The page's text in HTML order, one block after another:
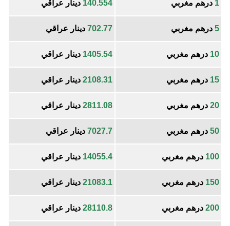
1 درهم مغربي 140.554 دينار عراقي
5 درهم مغربي 702.77 دينار عراقي
10 درهم مغربي 1405.54 دينار عراقي
15 درهم مغربي 2108.31 دينار عراقي
20 درهم مغربي 2811.08 دينار عراقي
50 درهم مغربي 7027.7 دينار عراقي
100 درهم مغربي 14055.4 دينار عراقي
150 درهم مغربي 21083.1 دينار عراقي
200 درهم مغربي 28110.8 دينار عراقي